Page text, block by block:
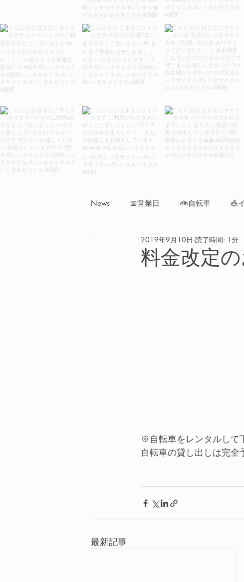
News 📅営業日 🚲自転車 🎪
料金改定の
2019年9月10日 読了時間: 1分
サドル
※自転車をレンタルして
自転車の貸し出しは
最新記事